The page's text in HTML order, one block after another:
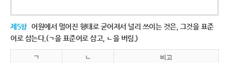
제5항 어원에서 멀어진 형태로 굳어져서 널리 쓰이는 것은, 그것을 표준
어로 삼는다.(ㄱ을 표준어로 삼고, ㄴ을 버림.)
ㄱ ㄴ 비고